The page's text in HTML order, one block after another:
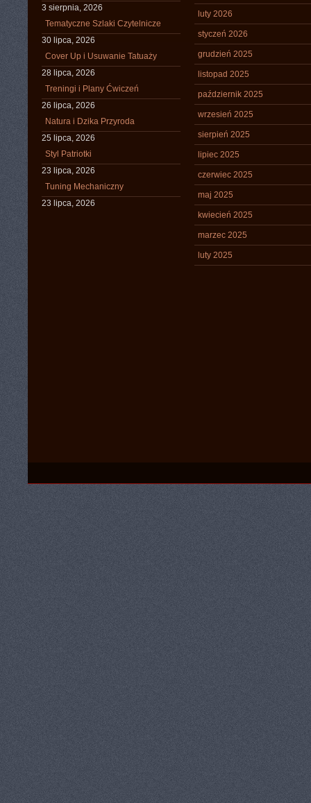
3 sierpnia, 2026
Tematyczne Szlaki Czytelnicze
30 lipca, 2026
Cover Up i Usuwanie Tatuaży
28 lipca, 2026
Treningi i Plany Ćwiczeń
26 lipca, 2026
Natura i Dzika Przyroda
25 lipca, 2026
Styl Patriotki
23 lipca, 2026
Tuning Mechaniczny
23 lipca, 2026
luty 2026
styczeń 2026
grudzień 2025
listopad 2025
październik 2025
wrzesień 2025
sierpień 2025
lipiec 2025
czerwiec 2025
maj 2025
kwiecień 2025
marzec 2025
luty 2025